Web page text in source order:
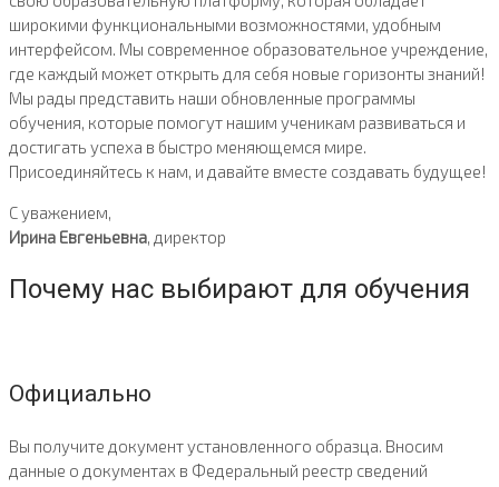
широкими функциональными возможностями, удобным
интерфейсом. Мы современное образовательное учреждение,
где каждый может открыть для себя новые горизонты знаний!
Мы рады представить наши обновленные программы
обучения, которые помогут нашим ученикам развиваться и
достигать успеха в быстро меняющемся мире.
Присоединяйтесь к нам, и давайте вместе создавать будущее!
С уважением,
Ирина Евгеньевна, директор
Почему нас выбирают для обучения
Официально
Вы получите документ установленного образца. Вносим
данные о документах в Федеральный реестр сведений